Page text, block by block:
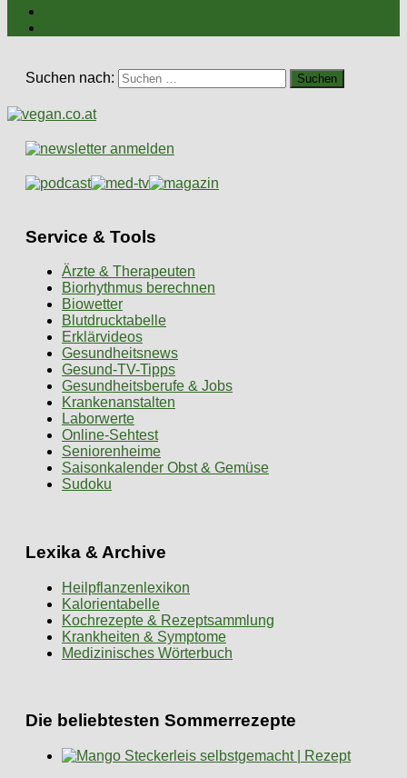
Suchen nach:
Service & Tools
Ärzte & Therapeuten
Biorhythmus berechnen
Biowetter
Blutdrucktabelle
Erklärvideos
Gesundheitsnews
Gesund-TV-Tipps
Gesundheitsberufe & Jobs
Krankenanstalten
Laborwerte
Online-Sehtest
Seniorenheime
Saisonkalender Obst & Gemüse
Sudoku
Lexika & Archive
Heilpflanzenlexikon
Kalorientabelle
Kochrezepte & Rezeptsammlung
Krankheiten & Symptome
Medizinisches Wörterbuch
Die beliebtesten Sommerrezepte